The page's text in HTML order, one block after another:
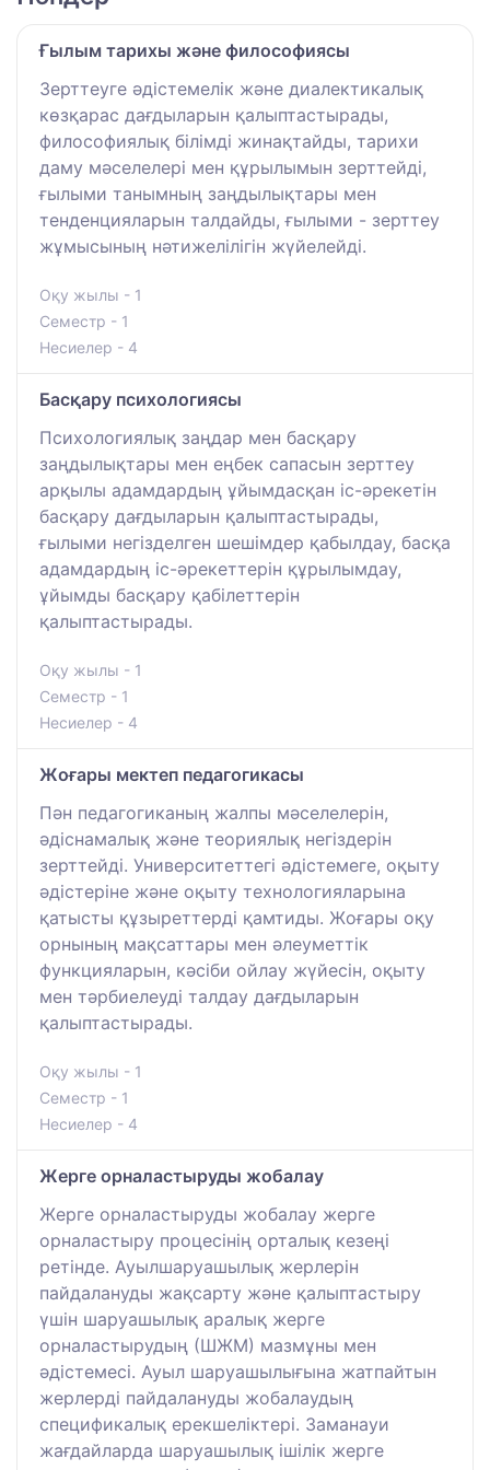
Ғылым тарихы және философиясы
Зерттеуге әдістемелік және диалектикалық
көзқарас дағдыларын қалыптастырады,
философиялық білімді жинақтайды, тарихи
даму мәселелері мен құрылымын зерттейді,
ғылыми танымның заңдылықтары мен
тенденцияларын талдайды, ғылыми - зерттеу
жұмысының нәтижелілігін жүйелейді.
Оқу жылы - 1
Семестр - 1
Несиелер - 4
Басқару психологиясы
Психологиялық заңдар мен басқару
заңдылықтары мен еңбек сапасын зерттеу
арқылы адамдардың ұйымдасқан іс-әрекетін
басқару дағдыларын қалыптастырады,
ғылыми негізделген шешімдер қабылдау, басқа
адамдардың іс-әрекеттерін құрылымдау,
ұйымды басқару қабілеттерін
қалыптастырады.
Оқу жылы - 1
Семестр - 1
Несиелер - 4
Жоғары мектеп педагогикасы
Пән педагогиканың жалпы мәселелерін,
әдіснамалық және теориялық негіздерін
зерттейді. Университеттегі әдістемеге, оқыту
әдістеріне және оқыту технологияларына
қатысты құзыреттерді қамтиды. Жоғары оқу
орнының мақсаттары мен әлеуметтік
функцияларын, кәсіби ойлау жүйесін, оқыту
мен тәрбиелеуді талдау дағдыларын
қалыптастырады.
Оқу жылы - 1
Семестр - 1
Несиелер - 4
Жерге орналастыруды жобалау
Жерге орналастыруды жобалау жерге
орналастыру процесінің орталық кезеңі
ретінде. Ауылшаруашылық жерлерін
пайдалануды жақсарту және қалыптастыру
үшін шаруашылық аралық жерге
орналастырудың (ШЖМ) мазмұны мен
әдістемесі. Ауыл шаруашылығына жатпайтын
жерлерді пайдалануды жобалаудың
спецификалық ерекшеліктері. Заманауи
жағдайларда шаруашылық ішілік жерге